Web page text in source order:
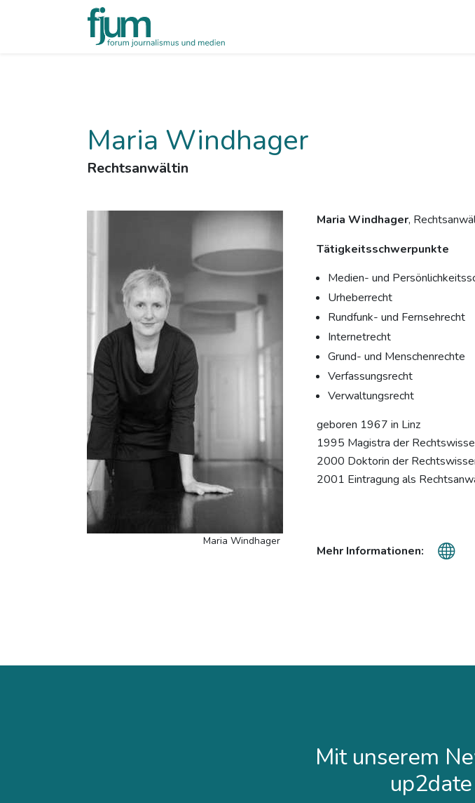
Maria Windhager
Rechtsanwältin
Maria Windhager
Maria Windhager,
Tätigkeitsschwerpunkte
Medien- und
Urheberrecht
Rundfunk- und Fernsehrecht
Internetrecht
Grund- und Menschenrechte
Verfassungsrecht
Verwaltungsrecht
geboren 1967 in Linz
1995 Magistra der
2000 Doktorin der
2001 Eintragung als
Mehr Informationen:
Mit unserem